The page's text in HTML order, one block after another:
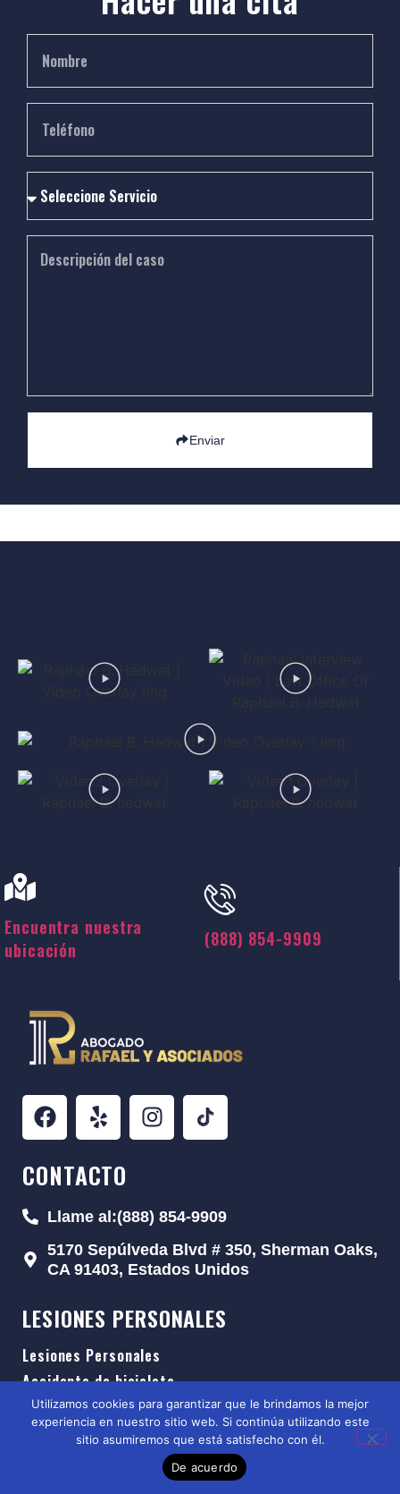
Enviar
Encuentra nuestra
ubicación
(888) 854-9909
LESIONES PERSONALES
Lesiones Personales
Accidente de bicicleta
Lesión de la médula espinal
Accidente de tránsito
Mordeduras de animales
CONTACTO
Llame al:(888) 854-9909
5170 Sepúlveda Blvd # 350, Sherman Oaks,
CA 91403, Estados Unidos
Utilizamos cookies para garantizar que le brindamos la mejor
experiencia en nuestro sitio web. Si continúa utilizando este
sitio asumiremos que está satisfecho con él.
De acuerdo